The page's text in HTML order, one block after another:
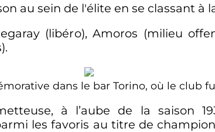
au sein de l'élite en se classant à
(libéro), Amoros (milieu
dans le bar Torino, où le club
à l’aube de la saison
les favoris au titre de